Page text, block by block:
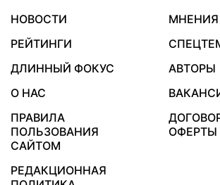
НОВОСТИ
МНЕНИЯ
РЕЙТИНГИ
ДЛИННЫЙ ФОКУС
АВТОРЫ
О НАС
ПРАВИЛА
ПОЛЬЗОВАНИЯ
САЙТОМ
ОФЕРТЫ
РЕДАКЦИОННАЯ